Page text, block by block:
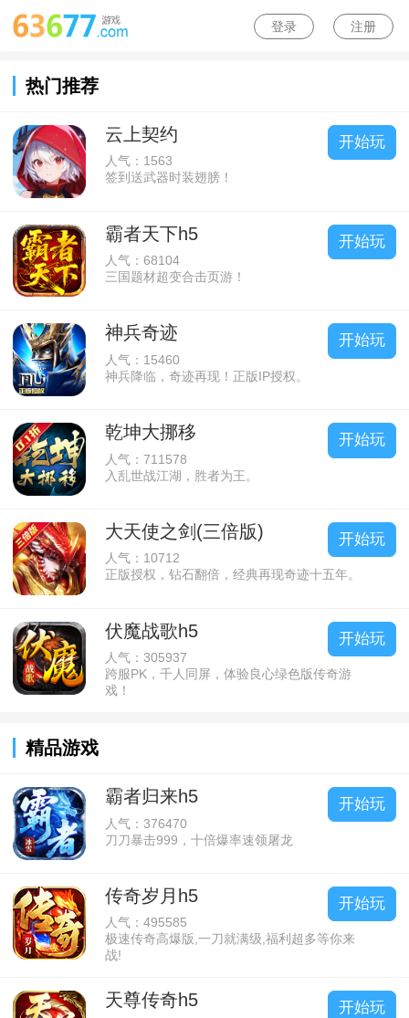
登录 注册
热门推荐
云上契约
人气：1563
签到送武器时装翅膀！
开始玩
霸者天下h5
人气：68104
三国题材超变合击页游！
开始玩
神兵奇迹
人气：15460
神兵降临，奇迹再现！正版IP授权。
开始玩
乾坤大挪移
人气：711578
入乱世战江湖，胜者为王。
开始玩
大天使之剑(三倍版)
人气：10712
正版授权，钻石翻倍，经典再现奇迹十五年。
开始玩
伏魔战歌h5
人气：305937
跨服PK，千人同屏，体验良心绿色版传奇游
戏！
开始玩
精品游戏
霸者归来h5
人气：376470
刀刀暴击999，十倍爆率速领屠龙
开始玩
传奇岁月h5
人气：495585
极速传奇高爆版,一刀就满级,福利超多等你来
战!
开始玩
天尊传奇h5 开始玩